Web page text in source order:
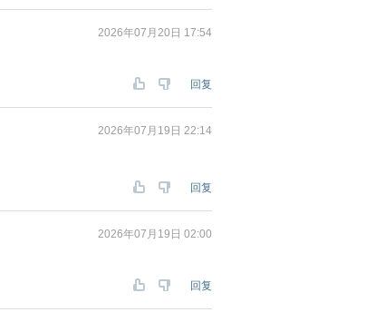
2026年07月20日 17:54
回复
2026年07月19日 22:14
回复
2026年07月19日 02:00
回复